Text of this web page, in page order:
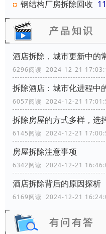
钢结构厂房拆除回收
酒店拆除，城市更新中的
6296阅读 2024-12-21
拆除酒店：城市化进程中
6057阅读 2024-12-21
拆除房屋的方式多样，选
6145阅读 2024-12-21
房屋拆除注意事项
6342阅读 2024-12-21
酒店拆除背后的原因探析
6169阅读 2024-12-21